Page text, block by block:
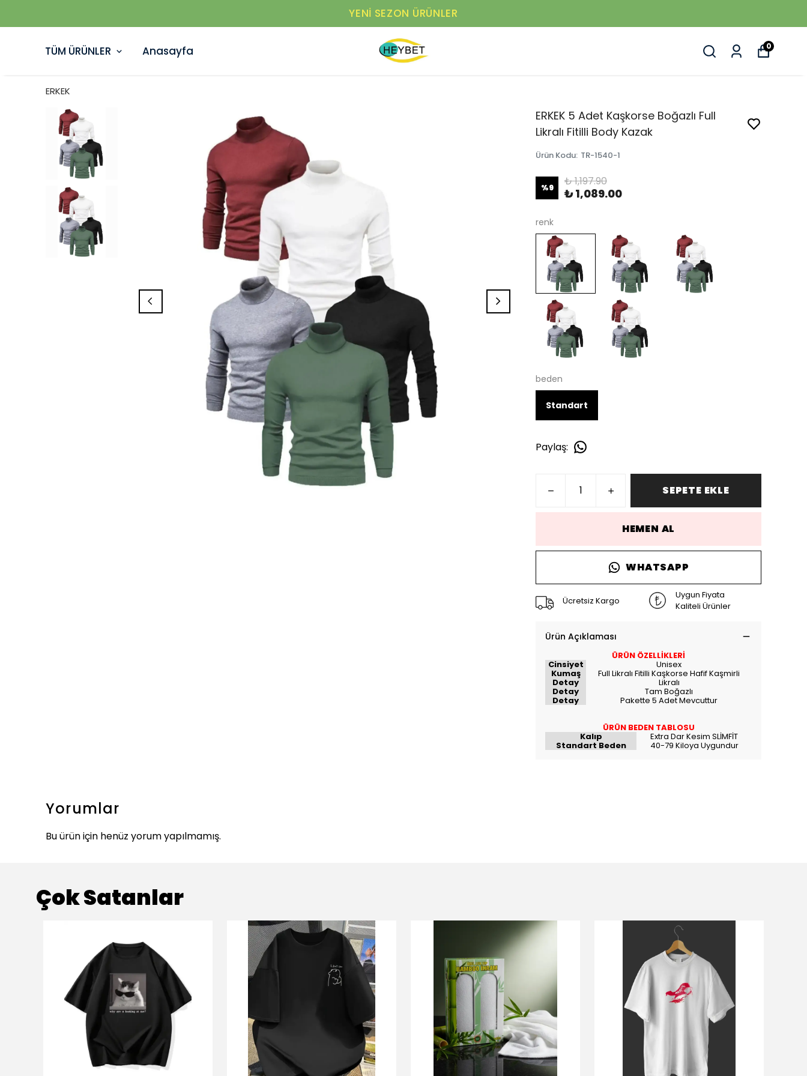
YENI SEZON ÜRÜNLER
TÜM ÜRÜNLER Anasayfa 0
ERKEK
ERKEK 5 Adet Kaşkorse Boğazlı Full
Likralı Fitilli Body Kazak
Ürün Kodu: TR-1540-1
%9 ₺ 1,197.90
₺ 1,089.00
renk
beden
Standart
Paylaş:
SEPETE EKLE
HEMEN AL
WHATSAPP
Ücretsiz Kargo
Uygun Fiyata
Kaliteli Ürünler
Ürün Açıklaması
ÜRÜN ÖZELLİKLERİ
Cinsiyet Unisex
Kumaş Full Likralı Fitilli Kaşkorse Hafif Kaşmirli
Detay Likralı
Detay Tam Boğazlı
Detay Pakette 5 Adet Mevcuttur
ÜRÜN BEDEN TABLOSU
Kalıp Extra Dar Kesim SLİMFİT
Standart Beden 40-79 Kiloya Uygundur
Yorumlar
Bu ürün için henüz yorum yapılmamış.
Çok Satanlar